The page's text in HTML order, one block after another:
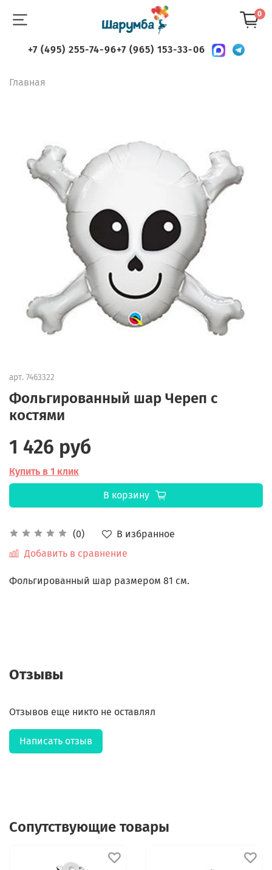
0
+7 (495) 255-74-96+7 (965) 153-33-06
Главная
арт. 7463322
Фольгированный шар Череп с
костями
(0)
В избранное
Добавить в сравнение
1 426 руб
Купить в 1 клик
В корзину
Фольгированный шар размером 81 см.
Отзывы
Отзывов еще никто не оставлял
Написать отзыв
Сопутствующие товары